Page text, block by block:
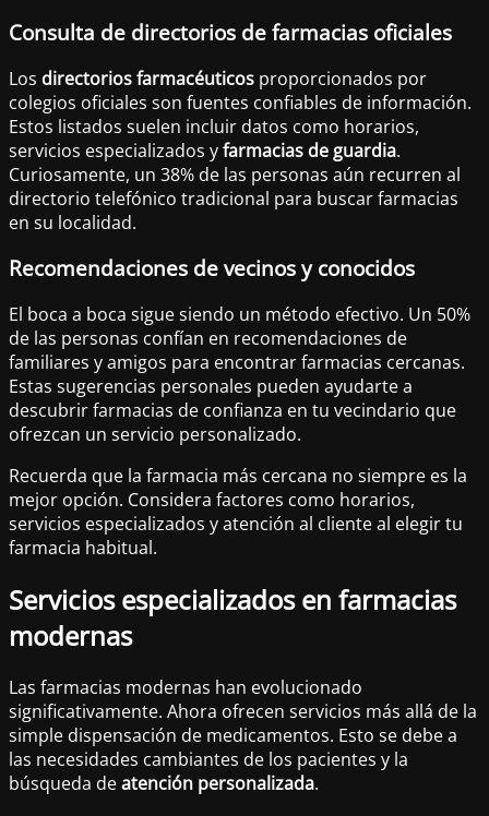
Consulta de directorios de farmacias oficiales
Los directorios farmacéuticos proporcionados por
colegios oficiales son fuentes confiables de información.
Estos listados suelen incluir datos como horarios,
servicios especializados yfarmacias de guardia.
Curiosamente, un 38% de las personas aún recurren al
directorio telefónico tradicional para buscar farmacias
en su localidad.
Recomendaciones de vecinos y conocidos
El boca a boca sigue siendo un método efectivo. Un 50%
de las personas confían en recomendaciones de
familiares y amigos para encontrar farmacias cercanas.
Estas sugerencias personales pueden ayudarte a
descubrir farmacias de confianza en tu vecindario que
ofrezcan un servicio personalizado.
Recuerda que la farmacia más cercana no siempre es la
mejor opción. Considera factores como horarios,
servicios especializados y atención al cliente al elegir tu
farmacia habitual.
Servicios especializados en farmacias
modernas
Las farmacias modernas han evolucionado
significativamente. Ahora ofrecen servicios más allá de la
simple dispensación de medicamentos. Esto se debe a
las necesidades cambiantes de los pacientes y la
búsqueda deatención personalizada.